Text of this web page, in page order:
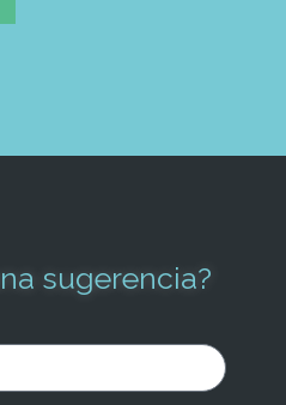
sugerencia?